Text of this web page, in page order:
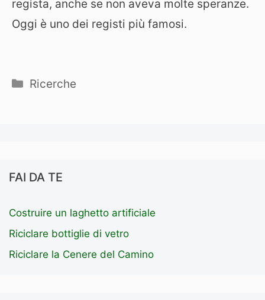
regista, anche se non aveva molte speranze.
Oggi è uno dei registi più famosi.
Categorie
Ricerche
FAI DA TE
Costruire un laghetto artificiale
Riciclare bottiglie di vetro
Riciclare la Cenere del Camino